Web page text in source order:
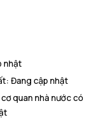
nhật
: Đang cập nhật
quan nhà nước có